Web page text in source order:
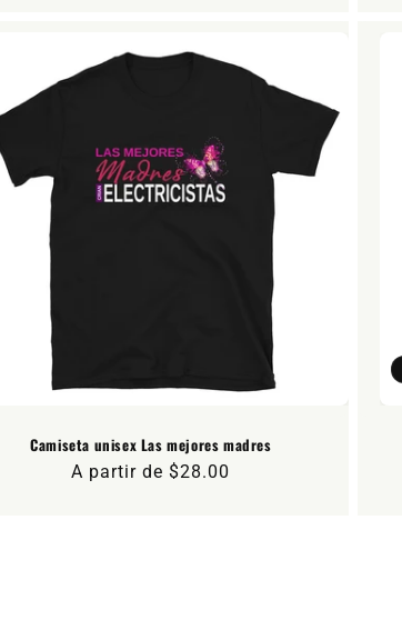
Camiseta unisex Las mejores madres
Precio
A partir de $28.00